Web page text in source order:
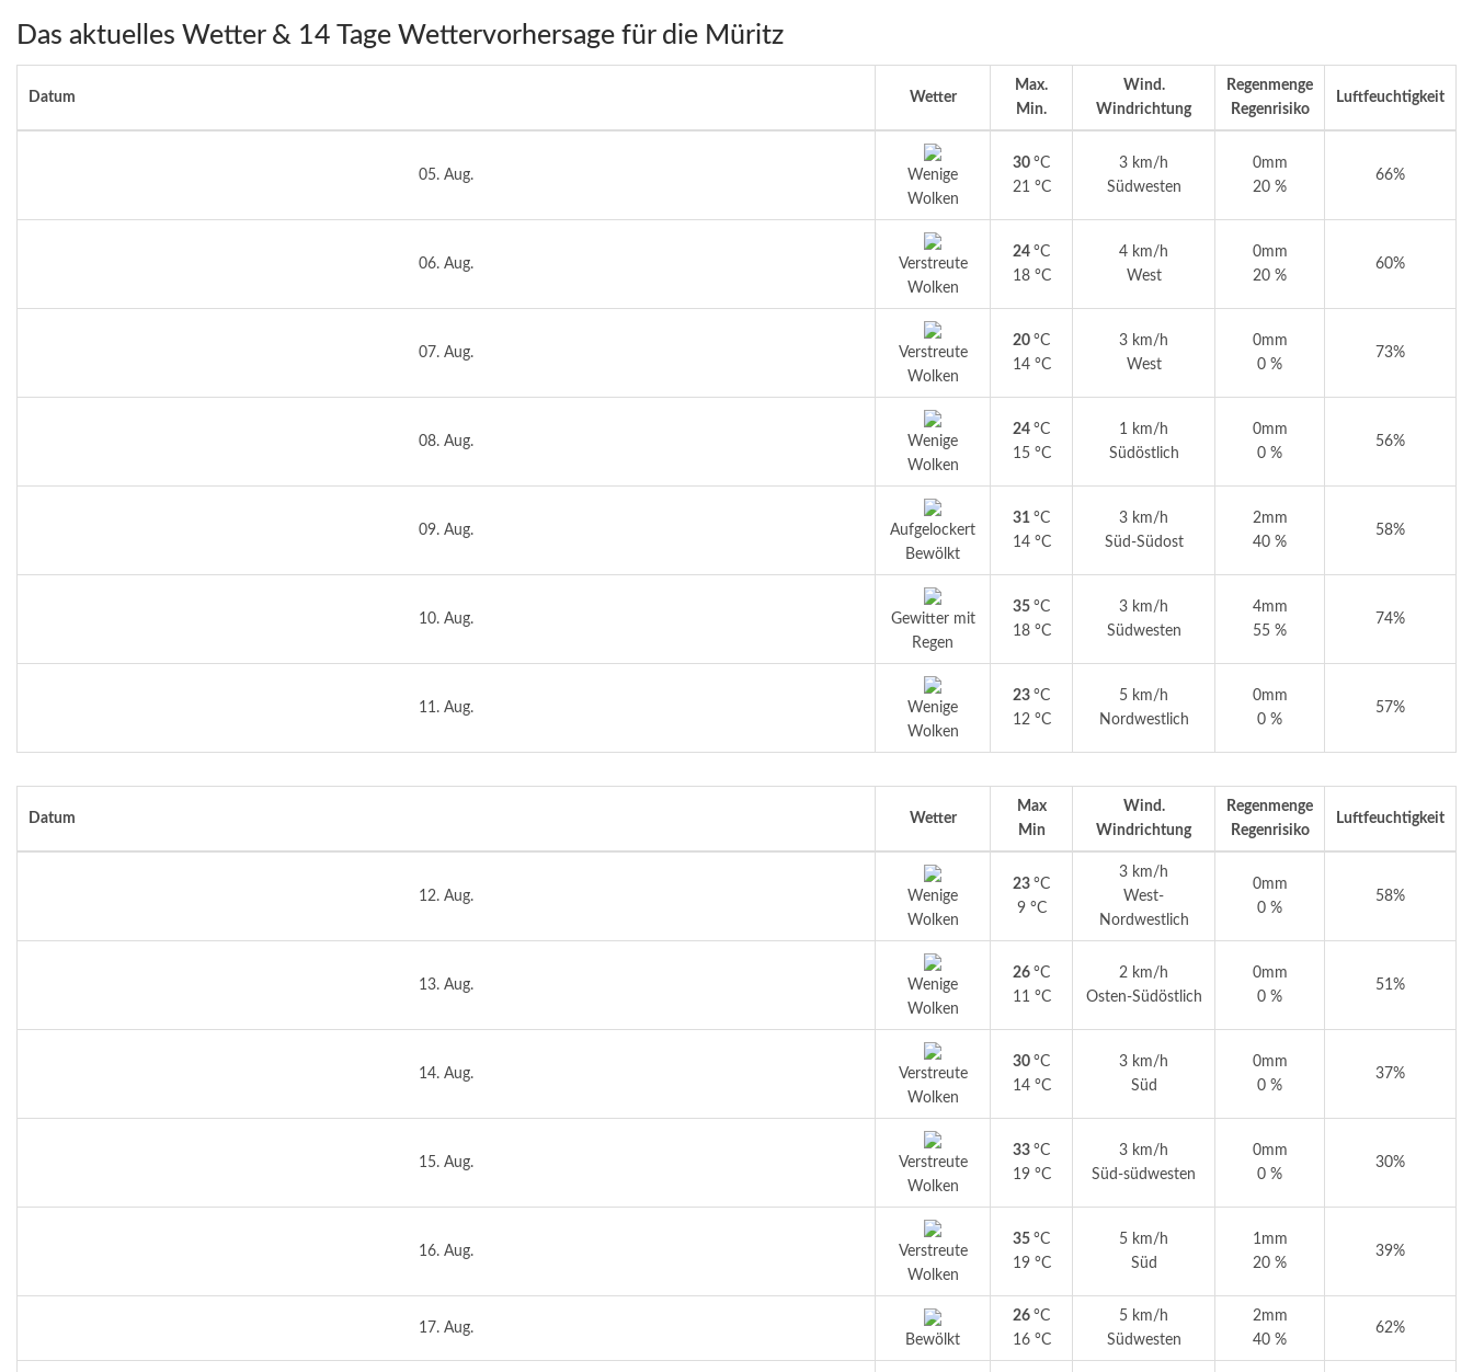
Das aktuelles Wetter & 14 Tage Wettervorhersage für die Müritz
Datum Wetter
Max.
Min.
Wind.
Windrichtung
Regenmenge
Regenrisiko
Luftfeuchtigkeit
05. Aug.
Wenige
Wolken
30 °C
21 °C
3 km/h
Südwesten
0mm
20 %
66%
06. Aug.
Verstreute
Wolken
24 °C
18 °C
4 km/h
West
0mm
20 %
60%
07. Aug.
Verstreute
Wolken
20 °C
14 °C
3 km/h
West
0mm
0 %
73%
08. Aug.
Wenige
Wolken
24 °C
15 °C
1 km/h
Südöstlich
0mm
0 %
56%
09. Aug.
Aufgelockert
Bewölkt
31 °C
14 °C
3 km/h
Süd-Südost
2mm
40 %
58%
10. Aug.
Gewitter mit
Regen
35 °C
18 °C
3 km/h
Südwesten
4mm
55 %
74%
11. Aug.
Wenige
Wolken
23 °C
12 °C
5 km/h
Nordwestlich
0mm
0 %
57%
Datum Wetter
Max
Min
Wind.
Windrichtung
Regenmenge
Regenrisiko
Luftfeuchtigkeit
12. Aug.
Wenige
Wolken
23 °C
9 °C
3 km/h
West-
Nordwestlich
0mm
0 %
58%
13. Aug.
Wenige
Wolken
26 °C
11 °C
2 km/h
Osten-Südöstlich
0mm
0 %
51%
14. Aug.
Verstreute
Wolken
30 °C
14 °C
3 km/h
Süd
0mm
0 %
37%
15. Aug.
Verstreute
Wolken
33 °C
19 °C
3 km/h
Süd-südwesten
0mm
0 %
30%
16. Aug.
Verstreute
Wolken
35 °C
19 °C
5 km/h
Süd
1mm
20 %
39%
17. Aug.
Bewölkt
26 °C
16 °C
5 km/h
Südwesten
2mm
40 %
62%